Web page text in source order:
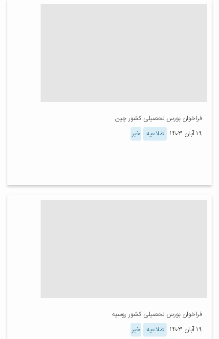
فراخوان بورس تحصیلی کشور چین
۱۹ آبان ۱۴۰۳ اطلاعیه خبر
فراخوان بورس تحصیلی کشور روسیه
۱۹ آبان ۱۴۰۳ اطلاعیه خبر